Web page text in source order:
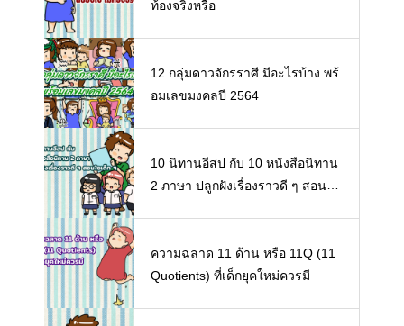
ท้องจริงหรือ
12 กลุ่มดาวจักรราศี มีอะไรบ้าง พร้
อมเลขมงคลปี 2564
10 นิทานอีสป กับ 10 หนังสือนิทาน
2 ภาษา ปลูกฝังเรื่องราวดี ๆ สอนใจ
ความฉลาด 11 ด้าน หรือ 11Q (11
Quotients) ที่เด็กยุคใหม่ควรมี